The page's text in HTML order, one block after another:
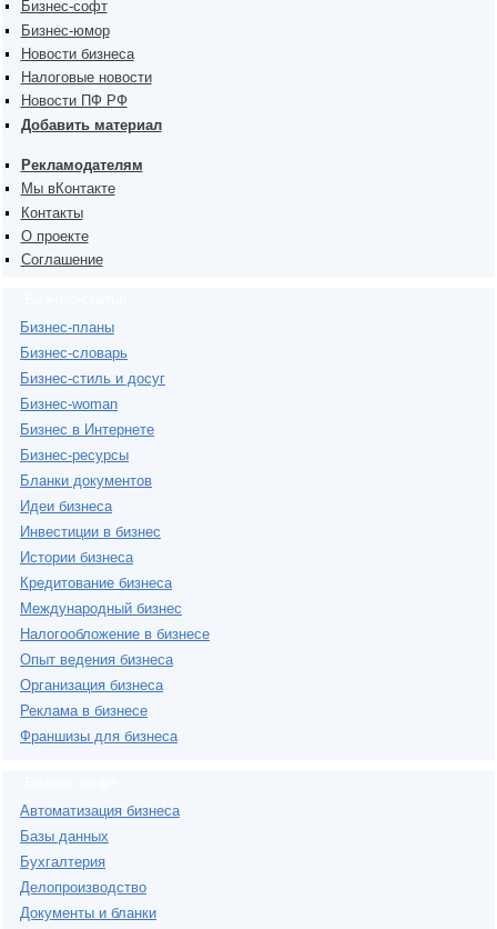
Бизнес-софт
Бизнес-юмор
Новости бизнеса
Налоговые новости
Новости ПФ РФ
Добавить материал
Рекламодателям
Мы вКонтакте
Контакты
О проекте
Соглашение
Бизнес-планы
Бизнес-словарь
Бизнес-стиль и досуг
Бизнес-woman
Бизнес в Интернете
Бизнес-ресурсы
Бланки документов
Идеи бизнеса
Инвестиции в бизнес
Истории бизнеса
Кредитование бизнеса
Международный бизнес
Налогообложение в бизнесе
Опыт ведения бизнеса
Организация бизнеса
Реклама в бизнесе
Франшизы для бизнеса
Автоматизация бизнеса
Базы данных
Бухгалтерия
Делопроизводство
Документы и бланки